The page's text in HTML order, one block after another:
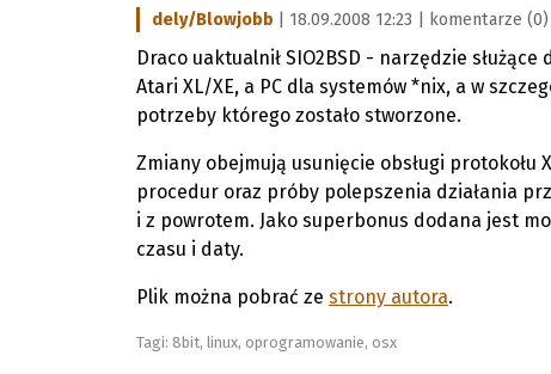
dely/Blowjobb | 18.09.2008 12:23 | komentarze (0)
Draco uaktualnił SIO2BSD - narzędzie
Atari XL/XE, a PC dla systemów *nix, a w
potrzeby którego zostało stworzone.
Zmiany obejmują usunięcie obsługi protokołu
procedur oraz próby polepszenia działania
i z powrotem. Jako superbonus dodana jest
czasu i daty.
Plik można pobrać ze strony autora.
Tagi: 8bit, linux, oprogramowanie, osx